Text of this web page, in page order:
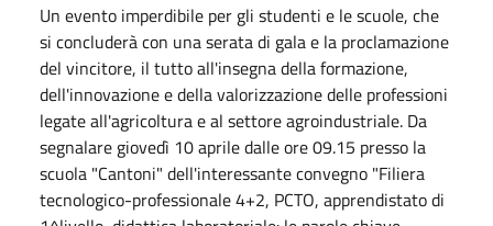
Un evento imperdibile per gli studenti e le scuole, che
si concluderà con una serata di gala e la proclamazione
del vincitore, il tutto all'insegna della formazione,
dell'innovazione e della valorizzazione delle professioni
legate all'agricoltura e al settore agroindustriale. Da
segnalare giovedì 10 aprile dalle ore 09.15 presso la
scuola "Cantoni" dell'interessante convegno "Filiera
tecnologico-professionale 4+2, PCTO, apprendistato di